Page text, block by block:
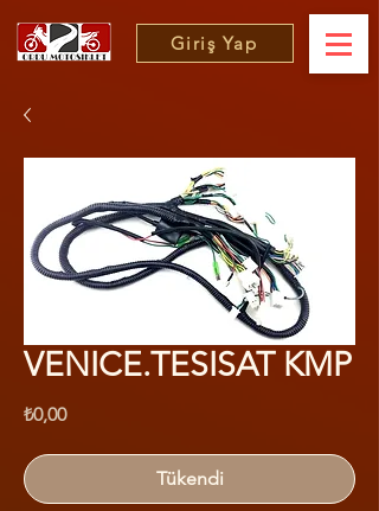
Giriş Yap
VENICE.TESISAT KMP
₺0,00Fiyat
Tükendi